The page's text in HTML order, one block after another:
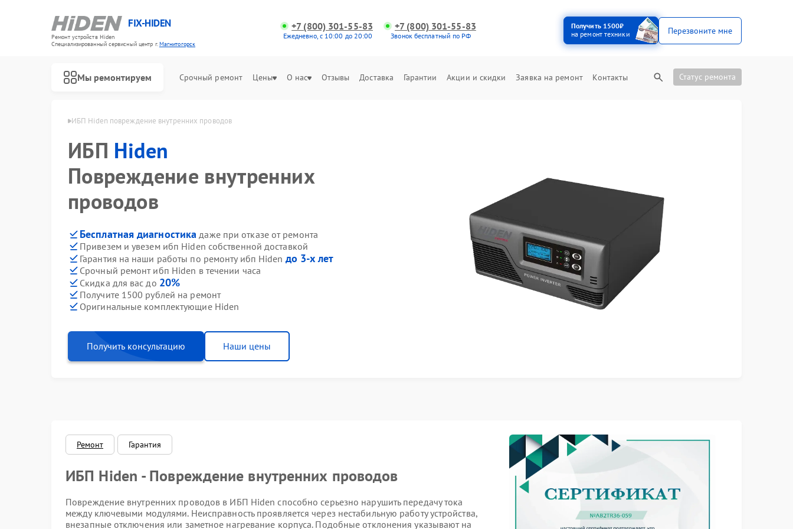
FIX-HIDEN
Ремонт устройств Hiden
Специализированный cервисный центр г.Магнитогорск
+7 (800) 301-55-83
Ежедневно, с 10:00 до 20:00
+7 (800) 301-55-83
Звонок бесплатный по РФ
Получить 1500₽
на ремонт техники
Перезвоните мне
Мы ремонтируем Срочный ремонт Цены О нас Отзывы Доставка Гарантии Акции и скидки Заявка на ремонт Контакты Статус ремонта
ИБП Hiden повреждение внутренних проводов
ИБП Hiden
Повреждение внутренних
проводов
Бесплатная диагностика даже при отказе от ремонта
Привезем и увезем ибп Hiden собственной доставкой
Гарантия на наши работы по ремонту ибп Hiden до 3-х лет
Срочный ремонт ибп Hiden в течении часа
Скидка для вас до 20%
Получите 1500 рублей на ремонт
Оригинальные комплектующие Hiden
Получить консультацию Наши цены
Ремонт Гарантия
ИБП Hiden - Повреждение внутренних проводов
Повреждение внутренних проводов в ИБП Hiden способно серьезно нарушить передачу тока
между ключевыми модулями. Неисправность проявляется через нестабильную работу устройства,
внезапные отключения или заметное нагревание корпуса. Подобные отклонения указывают на